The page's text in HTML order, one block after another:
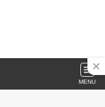
MENU